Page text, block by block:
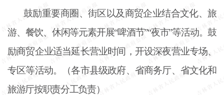
鼓励重要商圈、街区以及商贸企业结合文化、旅
游、餐饮、休闲等元素开展“啤酒节”“夜市”等活动。鼓
励商贸企业适当延长营业时间，开设深夜营业专场、
专区等活动。（各市县级政府、省商务厅、省文化和
旅游厅按职责分工负责）